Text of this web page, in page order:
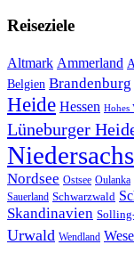
Reiseziele
Altmark Ammerland
Belgien Brandenburg
Heide Hessen Hohes
Lüneburger
Nordsee Ostsee Oulanka
Sauerland Schwarzwald
Skandinavien
Urwald Wendland